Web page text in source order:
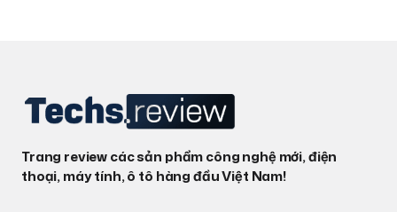
Trang review các sản phẩm công nghệ mới, điện
thoại, máy tính, ô tô hàng đầu Việt Nam!